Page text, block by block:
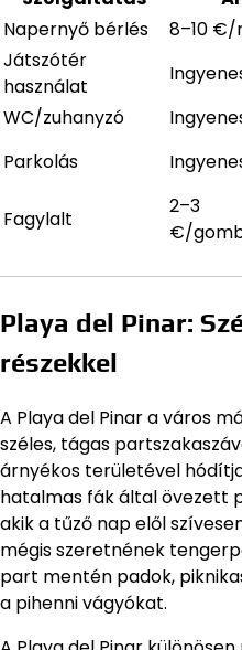
Napernyő bérlés
8–10 €/
Játszótér
használat
WC/zuhanyzó
Parkolás
Fagylalt
2–3
€/
Playa del Pinar:
részekkel
A Playa del Pinar a város
széles, tágas
árnyékos területével
hatalmas fák által övezett
akik a tűző nap elől
mégis szeretnének
part mentén padok,
a pihenni vágyókat.